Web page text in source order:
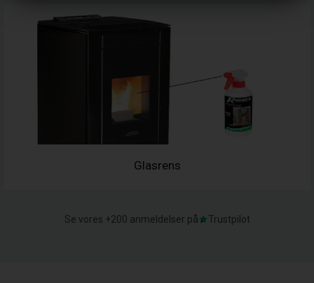
Glasrens
Se vores +200 anmeldelser på Trustpilot